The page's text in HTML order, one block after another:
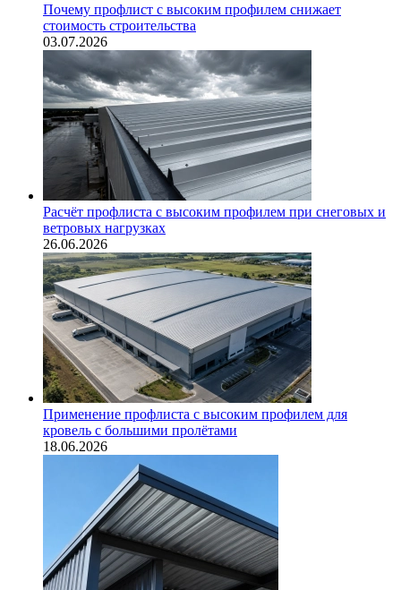
Почему профлист с высоким профилем снижает
стоимость строительства
03.07.2026
Расчёт профлиста с высоким профилем при снеговых и
ветровых нагрузках
26.06.2026
Применение профлиста с высоким профилем для
кровель с большими пролётами
18.06.2026